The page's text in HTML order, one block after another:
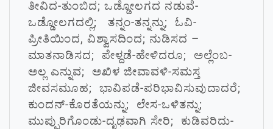
ತೀವಿದ-ತುಂಬಿದ; ಒಡ್ಡೋಲಗದ ನಡುವೆ-
ಒಡ್ಡೋಲಗದಲ್ಲಿ; ತನ್ನಂ-ತನ್ನನ್ನು; ಓವಿ-
ಪ್ರೀತಿಯಿಂದ, ವಿಶ್ವಾಸದಿಂದ; ನುಡಿಸದ –
ಮಾತನಾಡಿಸದ; ಪೇಳ್ದಡೆ-ಹೇಳಿದರೂ; ಅಲ್ಲೆಂಬ-
ಅಲ್ಲ ಎನ್ನುವ; ಅಖಿಳ ಜೀವಾವಳಿ-ಸಮಸ್ತ
ಜೀವಸಮೂಹ; ಭಾವಿಪಡೆ-ಪರಿಭಾವಿಸುವುದಾದರೆ;
ಕುಂದನ್-ಕೊರತೆಯನ್ನು; ಲೇಸ-ಒಳಿತನ್ನು;
ಮುಪ್ಪುರಿಗೊಂಡು-ದೃಢವಾಗಿ ಸೇರಿ; ಕುಡಿವರಿದು-